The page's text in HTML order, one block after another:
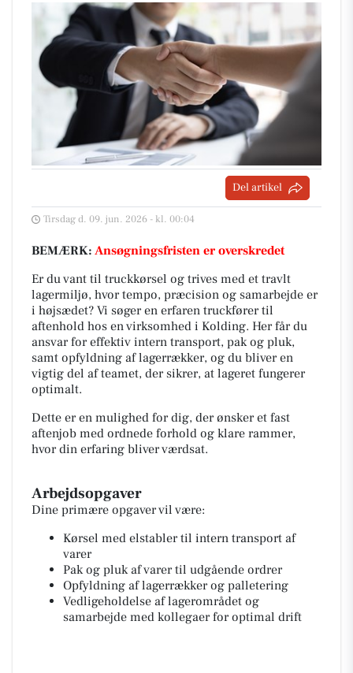
Del artikel
Tirsdag d. 09. jun. 2026 - kl. 00:04
BEMÆRK: Ansøgningsfristen er overskredet
Er du vant til truckkørsel og trives med et travlt
lagermiljø, hvor tempo, præcision og samarbejde er
i højsædet? Vi søger en erfaren truckfører til
aftenhold hos en virksomhed i Kolding. Her får du
ansvar for effektiv intern transport, pak og pluk,
samt opfyldning af lagerrækker, og du bliver en
vigtig del af teamet, der sikrer, at lageret fungerer
optimalt.
Dette er en mulighed for dig, der ønsker et fast
aftenjob med ordnede forhold og klare rammer,
hvor din erfaring bliver værdsat.
Arbejdsopgaver
Dine primære opgaver vil være:
Kørsel med elstabler til intern transport af
varer
Pak og pluk af varer til udgående ordrer
Opfyldning af lagerrækker og palletering
Vedligeholdelse af lagerområdet og
samarbejde med kollegaer for optimal drift